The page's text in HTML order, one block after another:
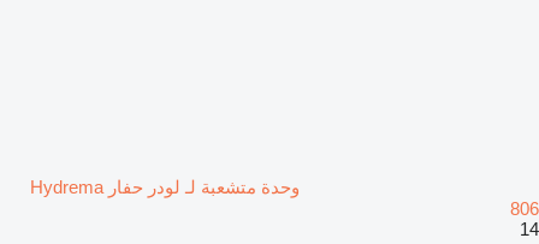
وحدة متشعبة لـ لودر حفار Hydrema
806
14